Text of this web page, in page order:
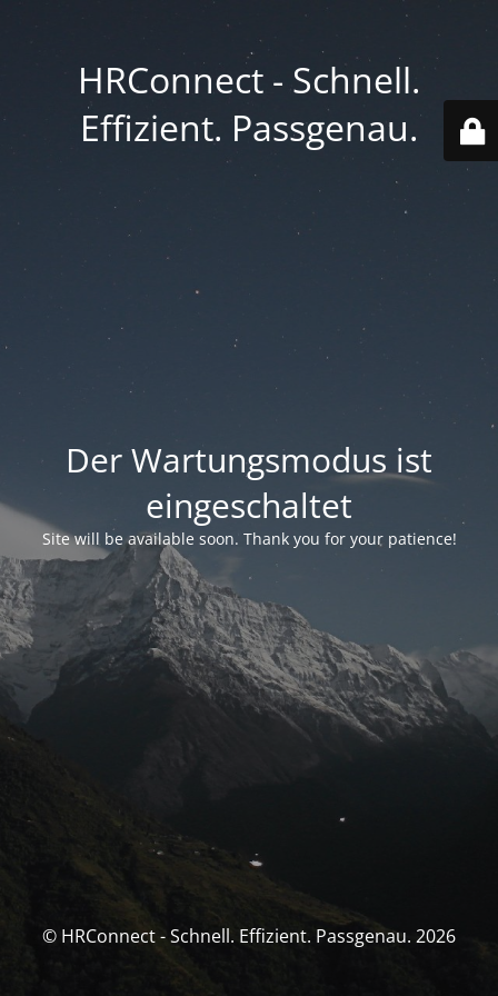
HRConnect - Schnell.
Effizient. Passgenau.
Der Wartungsmodus ist
eingeschaltet
Site will be available soon. Thank you for your patience!
© HRConnect - Schnell. Effizient. Passgenau. 2026